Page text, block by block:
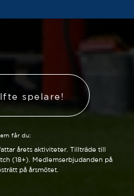
spelare!
får du:
årets aktiviteter. Tillträde till
(18+). Medlemserbjudanden på
på årsmötet.